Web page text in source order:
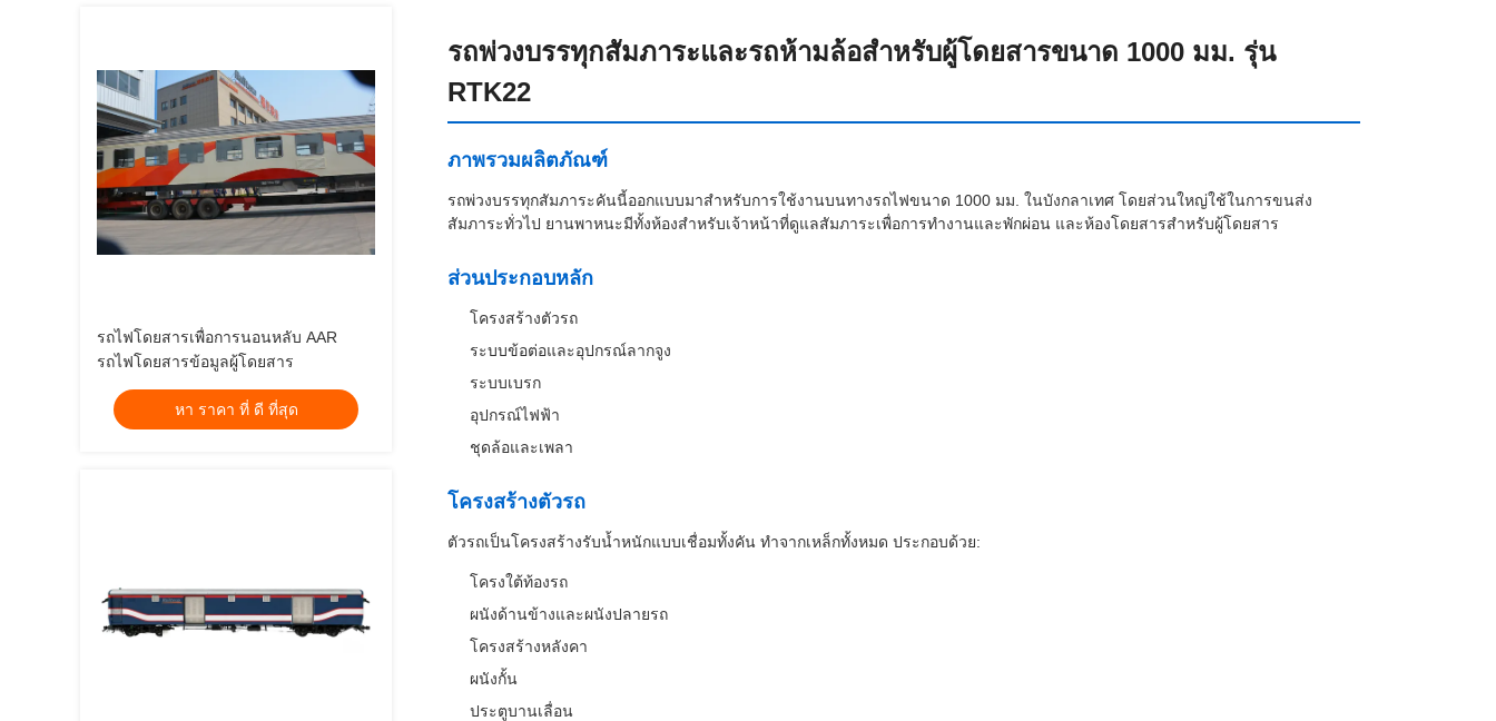
รถไฟโดยสารเพื่อการนอนหลับ AAR
รถไฟโดยสารข้อมูลผู้โดยสาร
หา ราคา ที่ ดี ที่สุด
รถพ่วงบรรทุกสัมภาระและรถห้ามล้อสำหรับผู้โดยสารขนาด 1000 มม. รุ่น
RTK22
ภาพรวมผลิตภัณฑ์
รถพ่วงบรรทุกสัมภาระคันนี้ออกแบบมาสำหรับการใช้งานบนทางรถไฟขนาด 1000 มม. ในบังกลาเทศ โดยส่วนใหญ่ใช้ในการขนส่ง
สัมภาระทั่วไป ยานพาหนะมีทั้งห้องสำหรับเจ้าหน้าที่ดูแลสัมภาระเพื่อการทำงานและพักผ่อน และห้องโดยสารสำหรับผู้โดยสาร
ส่วนประกอบหลัก
โครงสร้างตัวรถ
ระบบข้อต่อและอุปกรณ์ลากจูง
ระบบเบรก
อุปกรณ์ไฟฟ้า
ชุดล้อและเพลา
โครงสร้างตัวรถ
ตัวรถเป็นโครงสร้างรับน้ำหนักแบบเชื่อมทั้งคัน ทำจากเหล็กทั้งหมด ประกอบด้วย:
โครงใต้ท้องรถ
ผนังด้านข้างและผนังปลายรถ
โครงสร้างหลังคา
ผนังกั้น
ประตูบานเลื่อน